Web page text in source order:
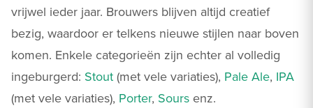
vrijwel ieder jaar. Brouwers blijven altijd creatief
bezig, waardoor er telkens nieuwe stijlen naar boven
komen. Enkele categorieën zijn echter al volledig
ingeburgerd: Stout (met vele variaties), Pale Ale, IPA
(met vele variaties), Porter, Sours enz.